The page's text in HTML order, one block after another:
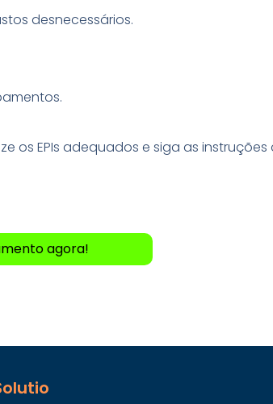
desnecessários.
os EPIs adequados e siga as
agora!